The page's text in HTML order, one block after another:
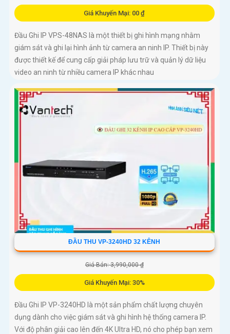
Giá Khuyến Mại: 00 ₫
Đầu Ghi IP VPS-48NAS là một thiết bị ghi hình mạng nhằm
giám sát và ghi lại hình ảnh từ camera an ninh IP. Thiết bị này
được thiết kế để cung cấp giải pháp lưu trữ và quản lý dữ liệu
video an ninh từ nhiều camera IP khác nhau
ĐẦU THU VP-3240HD 32 KÊNH
Giá Bán: 3,990,000 ₫
Giá Khuyến Mại: 30%
Đầu Ghi IP VP-3240HD là một sản phẩm chất lượng chuyên
dụng dành cho việc giám sát và ghi hình hệ thống camera IP.
Với độ phân giải cao lên đến 4K Ultra HD, nó cho phép bạn xem